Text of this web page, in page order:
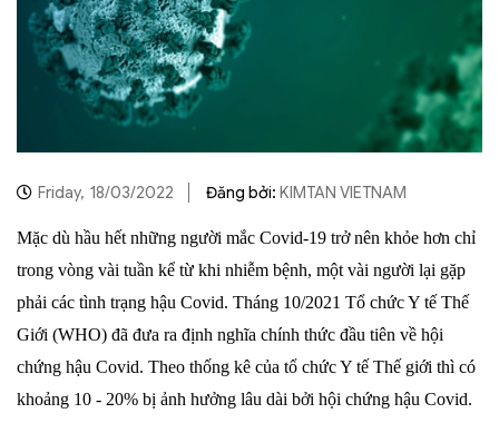
Friday, 18/03/2022 Đăng bởi: KIMTAN VIETNAM
Mặc dù hầu hết những người mắc Covid-19 trở nên khỏe hơn chỉ
trong vòng vài tuần kể từ khi nhiễm bệnh, một vài người lại gặp
phải các tình trạng hậu Covid. Tháng 10/2021 Tổ chức Y tế Thế
Giới (WHO) đã đưa ra định nghĩa chính thức đầu tiên về hội
chứng hậu Covid. Theo thống kê của tổ chức Y tế Thế giới thì có
khoảng 10 - 20% bị ảnh hưởng lâu dài bởi hội chứng hậu Covid.